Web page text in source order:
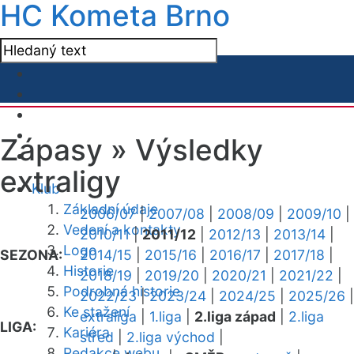
HC Kometa Brno
Klub
Základní údaje
Vedení a kontakty
Logo
Historie
Podrobná historie
Ke stažení
Kariéra
Zápasy » Výsledky
extraligy
SEZONA:
2006/07|2007/08 2008/09 2009/10
2010/11|2011/12 2012/13 2013/14
2014/15
2015/16 2016/17 2017/18
2018/19
2019/20 2020/21 2021/22
2022/23|2023/24 2024/25 2025/26
LIGA:
extraliga 1.liga 2.liga západ
2.liga
střed
2.liga východ